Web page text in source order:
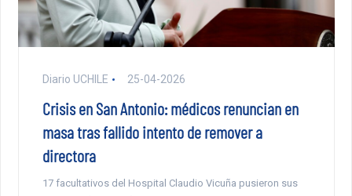
Diario UCHILE 25-04-2026
Crisis en San Antonio: médicos renuncian en
masa tras fallido intento de remover a
directora
17 facultativos del Hospital Claudio Vicuña pusieron sus